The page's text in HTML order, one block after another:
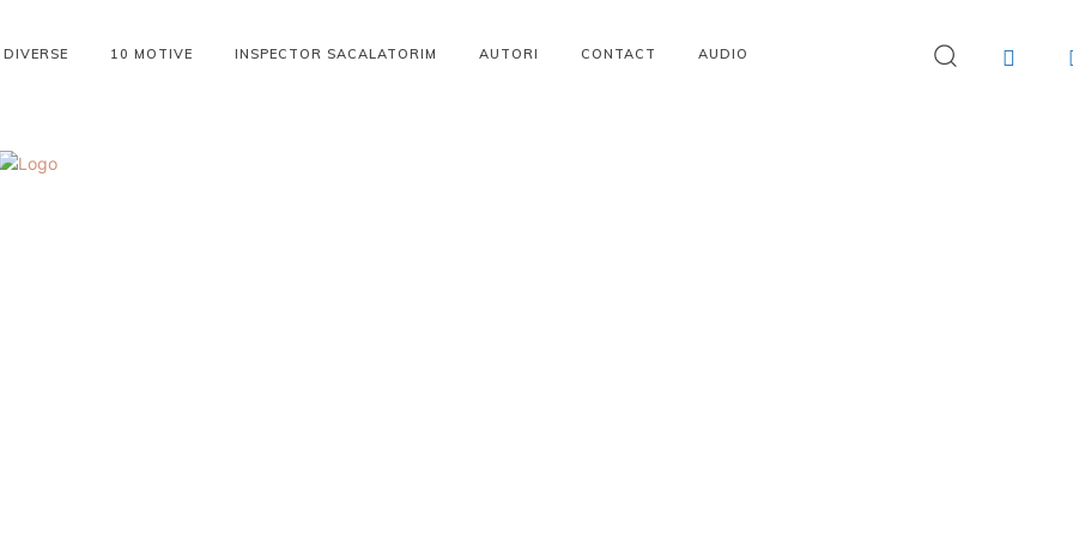
DIVERSE 10 MOTIVE INSPECTOR SACALATORIM AUTORI CONTACT AUDIO